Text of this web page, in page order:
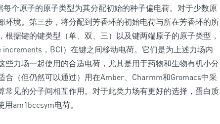
每个原子的原子类型为其分配初始的种子偏电荷。对于少数原
环境。第三步，将分配到芳香环的初始电荷与所在芳香环的所
据键的键类型（单、双、三）以及键两端原子的原子类型，
，BCI）在键之间移动电荷。它们是为上述力场内
些力场一起使用的合适电荷，尤其是用于药物和生物有机小分
合（但仍然可以通过）用在Amber、Charmm和Gromacs中采
常见的分子间相互作用。对于此类力场有更好的选择，蛋白质
am1bccsym电荷。